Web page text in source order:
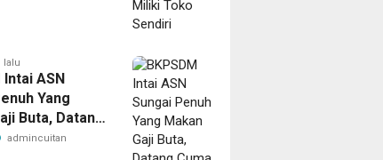
lalu
Bahagia Siswa SDN 023/11
Penuh Terima Sepatu Baru dari
Kerinci
lalu
Intai ASN
Yang
Buta, Datang
Lalu
admincuitan